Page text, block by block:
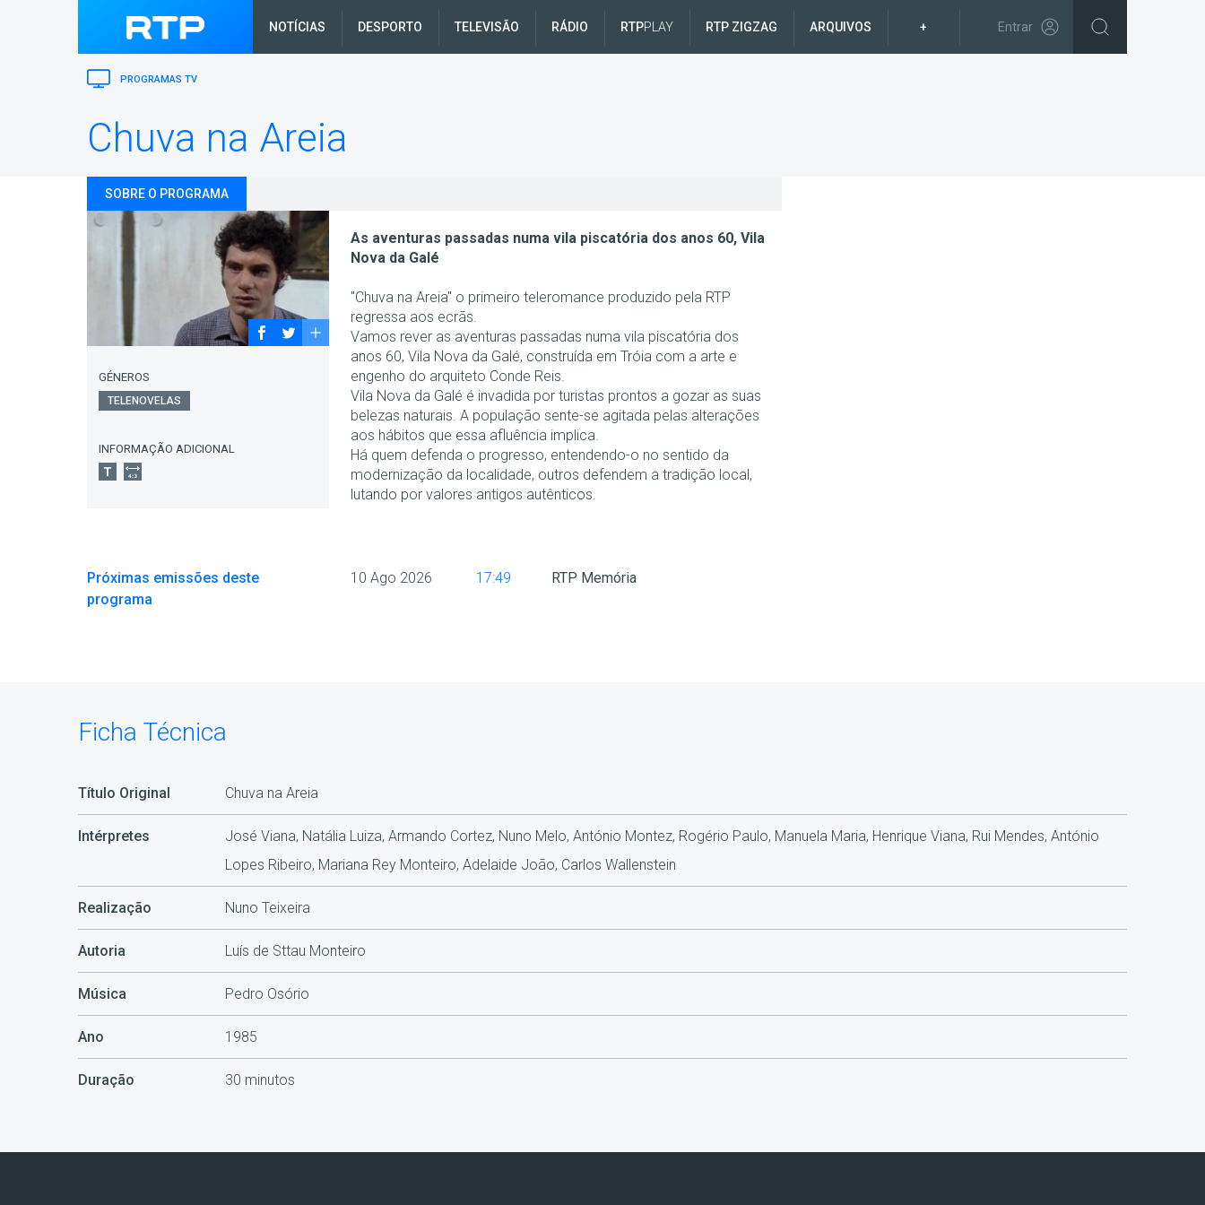
NOTÍCIAS DESPORTO TELEVISÃO RÁDIO RTPPLAY RTP ZIGZAG ARQUIVOS + Entrar
PROGRAMAS TV
Chuva na Areia
SOBRE O PROGRAMA
GÉNEROS
TELENOVELAS
INFORMAÇÃO ADICIONAL
As aventuras passadas numa vila piscatória dos anos 60, Vila
Nova da Galé
"Chuva na Areia" o primeiro teleromance produzido pela RTP
regressa aos ecrãs.
Vamos rever as aventuras passadas numa vila piscatória dos
anos 60, Vila Nova da Galé, construída em Tróia com a arte e
engenho do arquiteto Conde Reis.
Vila Nova da Galé é invadida por turistas prontos a gozar as suas
belezas naturais. A população sente-se agitada pelas alterações
aos hábitos que essa afluência implica.
Há quem defenda o progresso, entendendo-o no sentido da
modernização da localidade, outros defendem a tradição local,
lutando por valores antigos autênticos.
Próximas emissões deste
programa
10 Ago 2026 17:49 RTP Memória
Ficha Técnica
Título Original Chuva na Areia
Intérpretes
José Viana, Natália Luiza, Armando Cortez, Nuno Melo, António Montez, Rogério Paulo, Manuela Maria, Henrique Viana, Rui Mendes, António
Lopes Ribeiro, Mariana Rey Monteiro, Adelaide João, Carlos Wallenstein
Realização Nuno Teixeira
Autoria Luís de Sttau Monteiro
Música Pedro Osório
Ano 1985
Duração 30 minutos